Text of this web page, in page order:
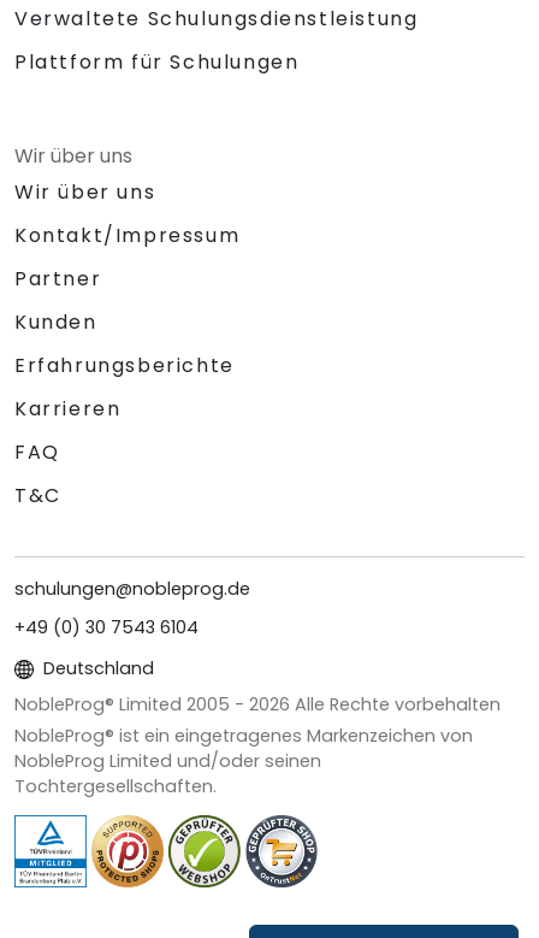
Verwaltete Schulungsdienstleistung
Plattform für Schulungen
Wir über uns
Wir über uns
Kontakt/Impressum
Partner
Kunden
Erfahrungsberichte
Karrieren
FAQ
T&C
schulungen@nobleprog.de
+49 (0) 30 7543 6104
Deutschland
NobleProg® Limited 2005 - 2026 Alle Rechte vorbehalten
NobleProg® ist ein eingetragenes Markenzeichen von
NobleProg Limited und/oder seinen
Tochtergesellschaften.